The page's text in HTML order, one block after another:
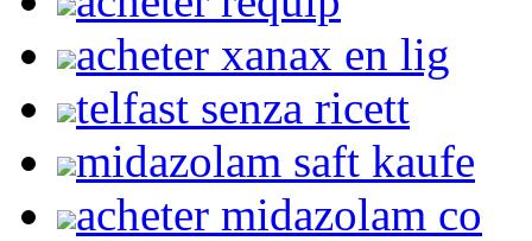
acheter xanax en lig
telfast senza ricett
midazolam saft kaufe
acheter midazolam co